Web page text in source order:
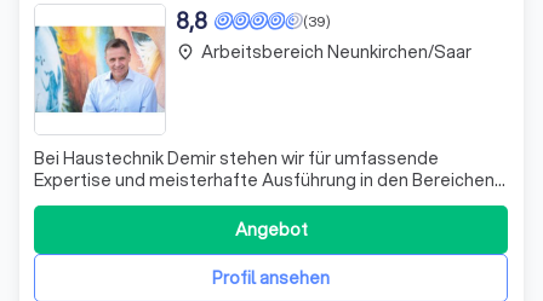
(39)
8,8
Bei Haustechnik Demir stehen wir für umfassende
Expertise und meisterhafte Ausführung in den Bereichen
Heizung, Sanitär und Elektro. Unser Meisterbetrieb
zeichnet sich durch eine tiefgreifende Verzahnung der
Gewerke aus, was eine professionelle und effiziente
Umsetzung Ihrer Projekte ermöglicht. Qua
Profil ansehen
Angebot
place Arbeitsbereich Neunkirchen/Saar